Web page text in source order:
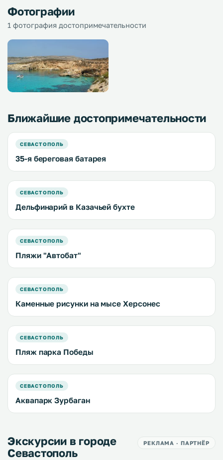
Фотографии
1 фотография достопримечательности
Ближайшие достопримечательности
СЕВАСТОПОЛЬ
35-я береговая батарея
СЕВАСТОПОЛЬ
Дельфинарий в Казачьей бухте
СЕВАСТОПОЛЬ
Пляжи "Автобат"
СЕВАСТОПОЛЬ
Каменные рисунки на мысе Херсонес
СЕВАСТОПОЛЬ
Пляж парка Победы
СЕВАСТОПОЛЬ
Аквапарк Зурбаган
Экскурсии в городе
Севастополь
РЕКЛАМА · ПАРТНЁР